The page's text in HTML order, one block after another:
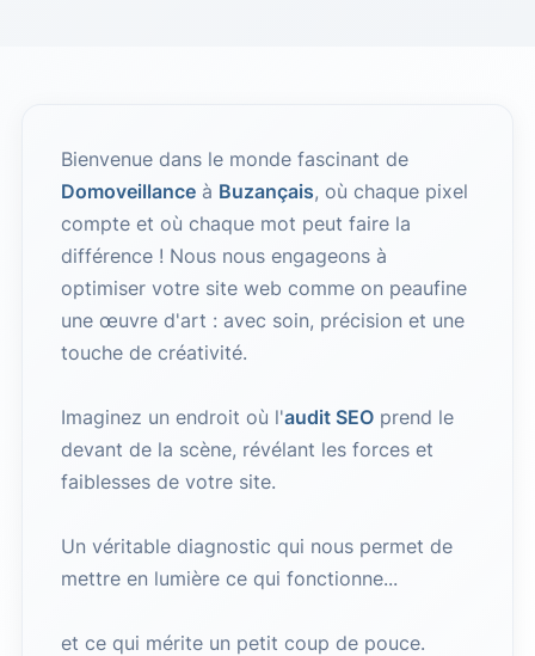
Bienvenue dans le monde fascinant de
Domoveillanceà Buzançais, où chaque pixel
compte et où chaque mot peut faire la
différence ! Nous nous engageons à
optimiser votre site web comme on peaufine
une œuvre d'art : avec soin, précision et une
touche de créativité.
Imaginez un endroit où l'audit SEOprend le
devant de la scène, révélant les forces et
faiblesses de votre site.
Un véritable diagnostic qui nous permet de
mettre en lumière ce qui fonctionne...
et ce qui mérite un petit coup de pouce.